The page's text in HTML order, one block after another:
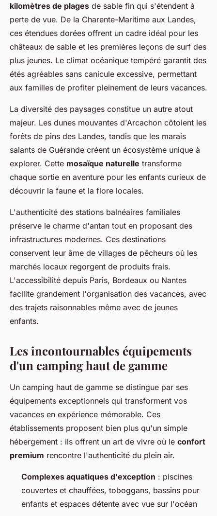
kilomètres de plages de sable fin qui s'étendent à
perte de vue. De la Charente-Maritime aux Landes,
ces étendues dorées offrent un cadre idéal pour les
châteaux de sable et les premières leçons de surf des
plus jeunes. Le climat océanique tempéré garantit des
étés agréables sans canicule excessive, permettant
aux familles de profiter pleinement de leurs vacances.
La diversité des paysages constitue un autre atout
majeur. Les dunes mouvantes d'Arcachon côtoient les
forêts de pins des Landes, tandis que les marais
salants de Guérande créent un écosystème unique à
explorer. Cette mosaïque naturelle transforme
chaque sortie en aventure pour les enfants curieux de
découvrir la faune et la flore locales.
L'authenticité des stations balnéaires familiales
préserve le charme d'antan tout en proposant des
infrastructures modernes. Ces destinations
conservent leur âme de villages de pêcheurs où les
marchés locaux regorgent de produits frais.
L'accessibilité depuis Paris, Bordeaux ou Nantes
facilite grandement l'organisation des vacances, avec
des trajets raisonnables même avec de jeunes
enfants.
Les incontournables équipements
d'un camping haut de gamme
Un camping haut de gamme se distingue par ses
équipements exceptionnels qui transforment vos
vacances en expérience mémorable. Ces
établissements proposent bien plus qu'un simple
hébergement : ils offrent un art de vivre où le confort
premium rencontre l'authenticité du plein air.
Complexes aquatiques d'exception : piscines
couvertes et chauffées, toboggans, bassins pour
enfants et espaces détente avec vue sur l'océan